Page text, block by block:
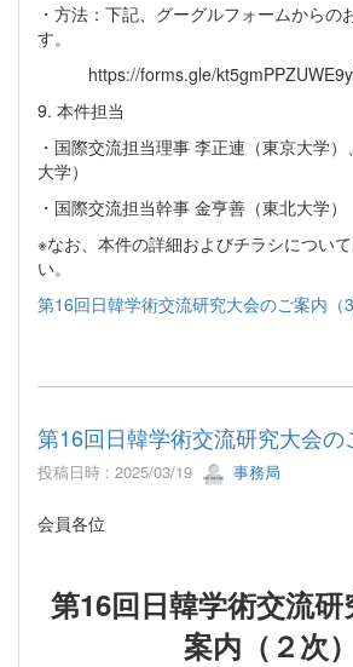
・方法：下記、グーグルフォームからの
す。
https://forms.gle/
9. 本件担当
・国際交流担当理事 李正連（東京大学
大学）
・国際交流担当幹事 金亨善（東北大学）
※なお、本件の詳細およびチラシについ
い。
第16回日韓学術交流研究大会のご案内（
第16回日韓学術交流研究大会の
投稿日時 : 2025/03/19 事務局
会員各位
第16回日韓学術交流
案内（２次）